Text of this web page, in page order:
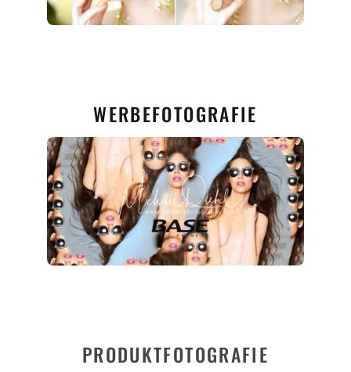
WERBEFOTOGRAFIE
PRODUKTFOTOGRAFIE